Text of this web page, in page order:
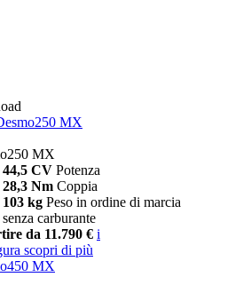
MX
MX
44,5 CV Potenza
28,3 Nm Coppia
103 kg Peso in ordine di marcia
senza carburante
da 11.790 € i
scopri di più
MX